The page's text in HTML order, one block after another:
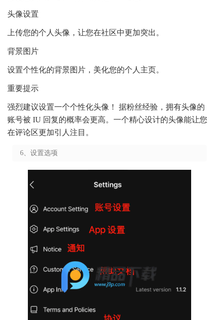
头像设置
上传您的个人头像，让您在社区中更加突出。
背景图片
设置个性化的背景图片，美化您的个人主页。
重要提示
强烈建议设置一个个性化头像！ 据粉丝经验，拥有头像的
账号被 IU 回复的概率会更高。一个精心设计的头像能让您
在评论区更加引人注目。
6、设置选项